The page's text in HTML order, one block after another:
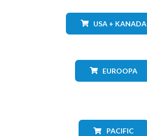
USA + KANADA
EUROOPA
PACIFIC